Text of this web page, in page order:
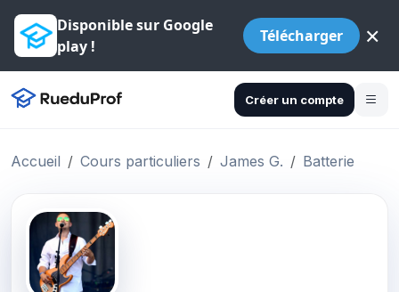
Disponible sur Google
play !
Télécharger ×
Créer un compte
Accueil Cours particuliers James G. Batterie